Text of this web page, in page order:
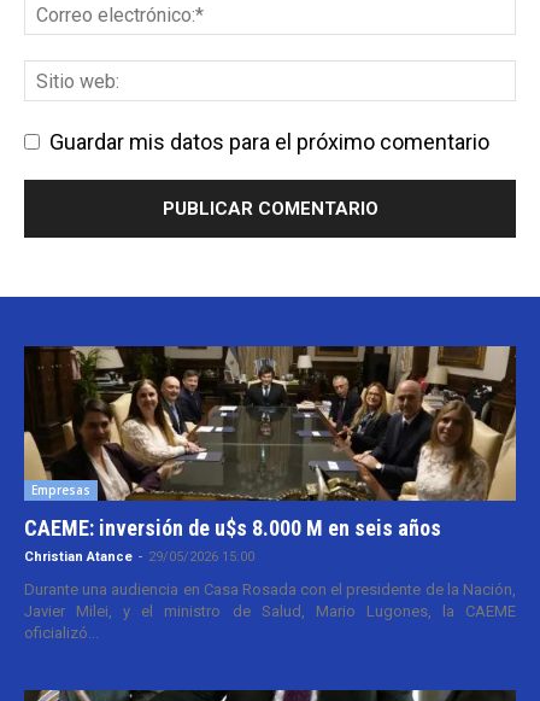
Guardar mis datos para el próximo comentario
Empresas
CAEME: inversión de u$s 8.000 M en seis años
Christian Atance - 29/05/2026 15:00
Durante una audiencia en Casa Rosada con el presidente de la Nación,
Javier Milei, y el ministro de Salud, Mario Lugones, la CAEME
oficializó...